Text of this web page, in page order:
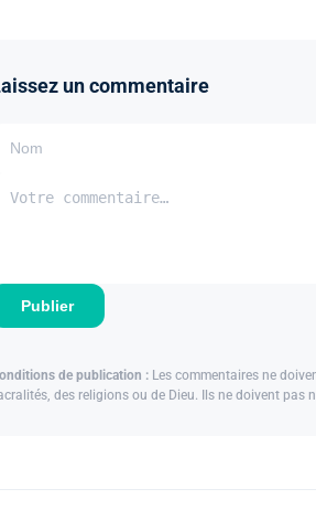
un commentaire
Publier
de publication : Les commentaires ne
des religions ou de Dieu. Ils ne doivent